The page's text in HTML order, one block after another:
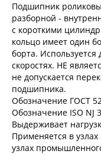
Подшипник
разборной -
с короткими
кольцо имеет один
борта.
скоростях. НЕ
не допускается
подшипника.
Обозначение ГОСТ
Обозначение ISO NJ
Выдерживает
Применяется в узлах
узлах